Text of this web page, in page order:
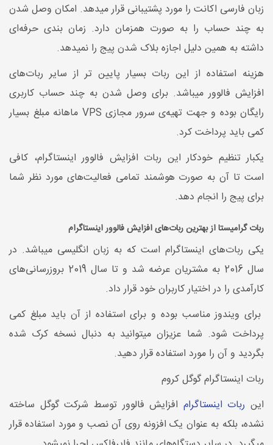
زبان فارسی اکانت را مورد پشتیبانی قرار میدهد. امکان وصل شدن
به چند حساب را به صورت همزمان دارد. زمان بندی حرفه‌ای
داشته به همین دلیل اجازه بلاک شدن پیج را نمیدهد.
هزینه استفاده از این ربات بسیار پایین تر از سایر ربات‌های
افزایش فالوور میباشد. برای وصل شدن به چند حساب کاربری
رایگان بوده و جهت تهیه‌ی سرور مجازی VPS ماهانه مبلغ بسیار
کمی باید پرداخت کرد.
یکبار تنظیم خودکار این ربات افزایش فالوور اینستاگرام، کافی
است تا آن به صورت هوشمند تمامی فعالیت‌های مورد نظر شما
برای پیج را انجام دهد.
ربات گرامیستا از بهترین ربات‌های افزایش فالوور اینستاگرام
یکی ربات‌های اینستاگرام است که به زبان انگلیسی میباشد. در
سال 2016 به مشتریان عرضه شد و تا سال 2019 بروزرسانی‌های
کارآمدی را در اختیار کاربران خود قرار داد.
برای ویندوز مناسب بوده و برای استفاده از آن باید مبلغ کمی
پرداخت شود. شما عزیزان میتوانید به دنبال نسخه کرک شده
بگردید و آن را مورد استفاده قرار دهید.
ربات اینستاگرام گوگل کروم
این ربات اینستاگرام افزایش فالوور توسط شرکت گوگل ساخته
نشده، بلکه به عنوان یک افزونه روی آن نصب و مورد استفاده قرار